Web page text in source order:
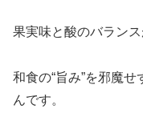
果実味と酸のバランス
和食の“旨み”を邪魔
んです。